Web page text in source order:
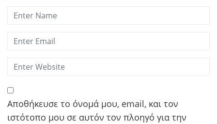
Αποθήκευσε το όνομά μου, email, και τον
ιστότοπο μου σε αυτόν τον πλοηγό για την